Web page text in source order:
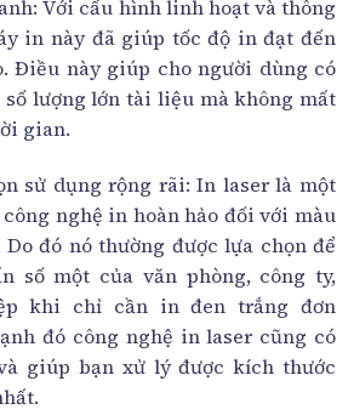
Với cấu hình linh hoạt và thông
in này đã giúp tốc độ in đạt đến
Điều này giúp cho người dùng có
lượng lớn tài liệu mà không mất
gian.
sử dụng rộng rãi: In laser là một
nghệ in hoàn hảo đối với màu
Do đó nó thường được lựa chọn để
số một của văn phòng, công ty,
khi chỉ cần in đen trắng đơn
đó công nghệ in laser cũng có
giúp bạn xử lý được kích thước